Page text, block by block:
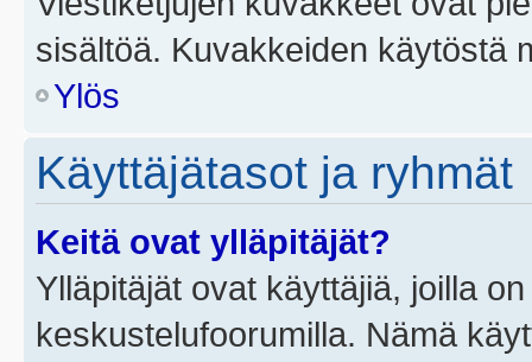
sisältöä. Kuvakkeiden käytöstä
Ylös
Käyttäjätasot ja ryhmät
Keitä ovat ylläpitäjät?
Ylläpitäjät ovat käyttäjiä, joilla
keskustelufoorumilla. Nämä